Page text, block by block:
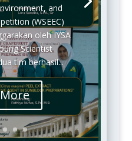
and
(WSEEC)
oleh IYSA
Scientist
tim berhasil...